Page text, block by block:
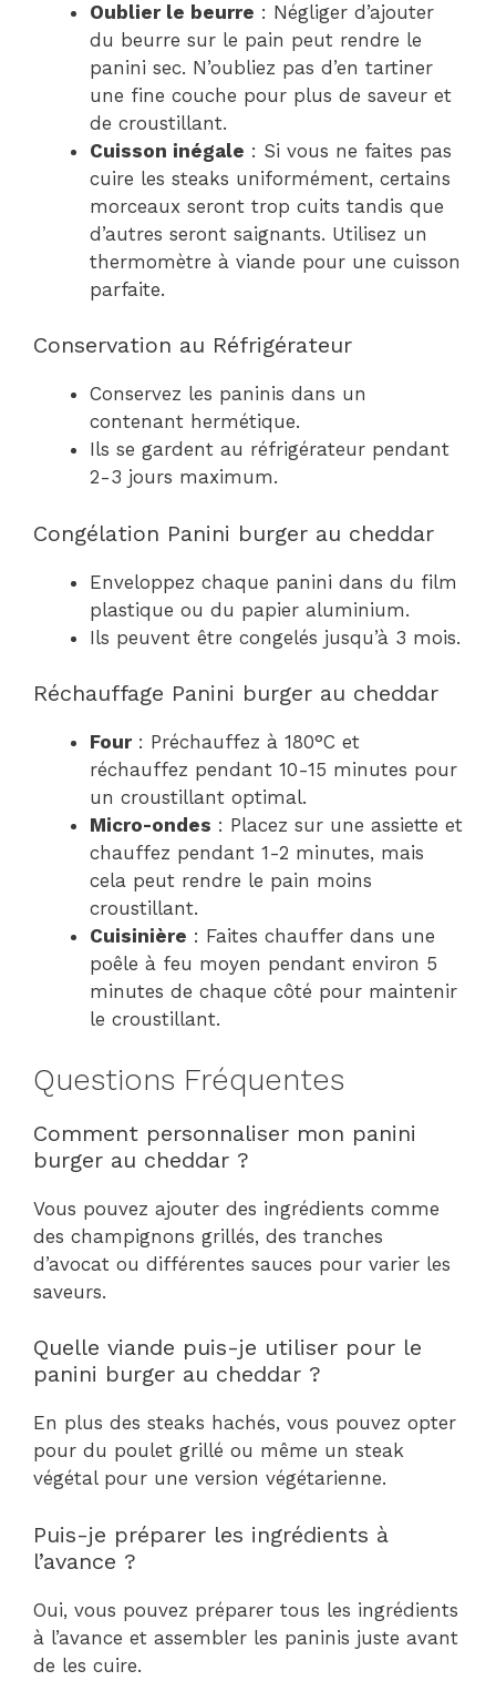
Oublier le beurre : Négliger d’ajouter
du beurre sur le pain peut rendre le
panini sec. N’oubliez pas d’en tartiner
une fine couche pour plus de saveur et
de croustillant.
Cuisson inégale : Si vous ne faites pas
cuire les steaks uniformément, certains
morceaux seront trop cuits tandis que
d’autres seront saignants. Utilisez un
thermomètre à viande pour une cuisson
parfaite.
Conservation au Réfrigérateur
Conservez les paninis dans un
contenant hermétique.
Ils se gardent au réfrigérateur pendant
2-3 jours maximum.
Congélation Panini burger au cheddar
Enveloppez chaque panini dans du film
plastique ou du papier aluminium.
Ils peuvent être congelés jusqu’à 3 mois.
Réchauffage Panini burger au cheddar
Four: Préchauffez à 180°C et
réchauffez pendant 10-15 minutes pour
un croustillant optimal.
Micro-ondes : Placez sur une assiette et
chauffez pendant 1-2 minutes, mais
cela peut rendre le pain moins
croustillant.
Cuisinière : Faites chauffer dans une
poêle à feu moyen pendant environ 5
minutes de chaque côté pour maintenir
le croustillant.
Questions Fréquentes
Comment personnaliser mon panini
burger au cheddar ?
Vous pouvez ajouter des ingrédients comme
des champignons grillés, des tranches
d’avocat ou différentes sauces pour varier les
saveurs.
Quelle viande puis-je utiliser pour le
panini burger au cheddar ?
En plus des steaks hachés, vous pouvez opter
pour du poulet grillé ou même un steak
végétal pour une version végétarienne.
Puis-je préparer les ingrédients à
l’avance ?
Oui, vous pouvez préparer tous les ingrédients
à l’avance et assembler les paninis juste avant
de les cuire.